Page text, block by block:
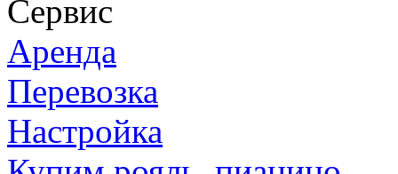
Сервис
Аренда
Перевозка
Настройка